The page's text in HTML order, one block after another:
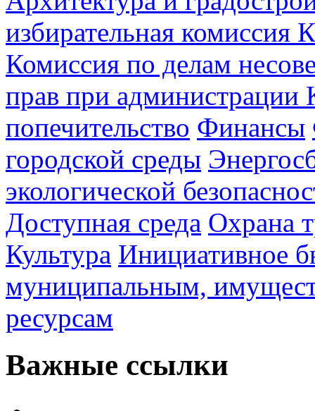
избирательная комиссия
Комиссия по делам
прав при администрации
попечительство Финансы
городской среды
экологической
Доступная среда Охрана
Культура Инициативное
муниципальным,
ресурсам
Важные ссылки